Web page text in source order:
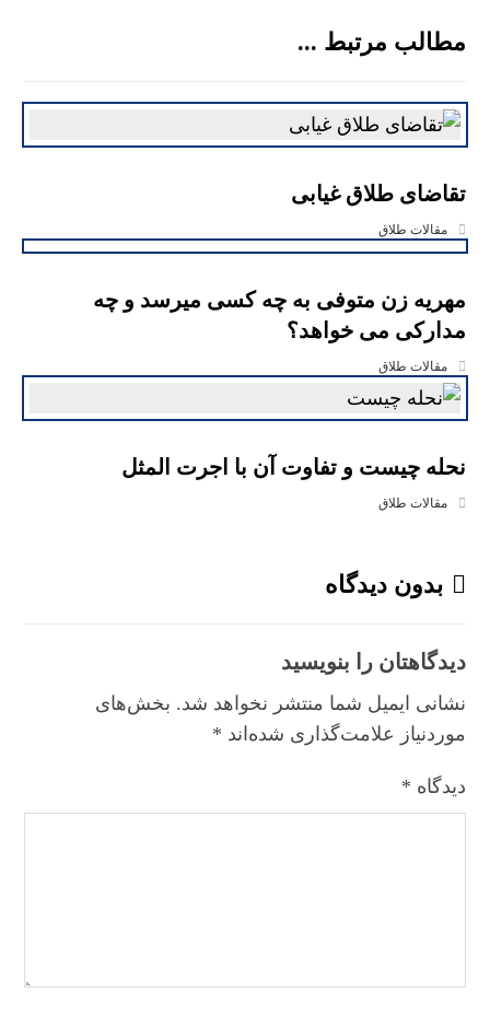
مطالب مرتبط ...
تقاضای طلاق غیابی
مقالات طلاق
مهریه زن متوفی به چه کسی میرسد و چه
مدارکی می خواهد؟
مقالات طلاق
نحله چیست و تفاوت آن با اجرت المثل
مقالات طلاق
بدون دیدگاه
دیدگاهتان را بنویسید
نشانی ایمیل شما منتشر نخواهد شد. بخش‌های
موردنیاز علامت‌گذاری شده‌اند *
دیدگاه *